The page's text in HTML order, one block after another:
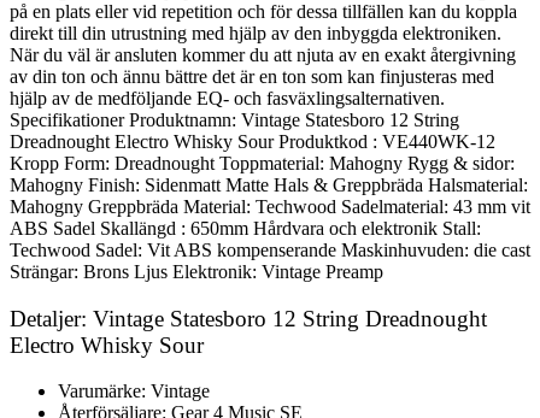
på en plats eller vid repetition och för dessa tillfällen kan du koppla
direkt till din utrustning med hjälp av den inbyggda elektroniken.
När du väl är ansluten kommer du att njuta av en exakt återgivning
av din ton och ännu bättre det är en ton som kan finjusteras med
hjälp av de medföljande EQ- och fasväxlingsalternativen.
Specifikationer Produktnamn: Vintage Statesboro 12 String
Dreadnought Electro Whisky Sour Produktkod : VE440WK-12
Kropp Form: Dreadnought Toppmaterial: Mahogny Rygg & sidor:
Mahogny Finish: Sidenmatt Matte Hals & Greppbräda Halsmaterial:
Mahogny Greppbräda Material: Techwood Sadelmaterial: 43 mm vit
ABS Sadel Skallängd : 650mm Hårdvara och elektronik Stall:
Techwood Sadel: Vit ABS kompenserande Maskinhuvuden: die cast
Strängar: Brons Ljus Elektronik: Vintage Preamp
Detaljer: Vintage Statesboro 12 String Dreadnought
Electro Whisky Sour
Varumärke: Vintage
Återförsäljare: Gear 4 Music SE